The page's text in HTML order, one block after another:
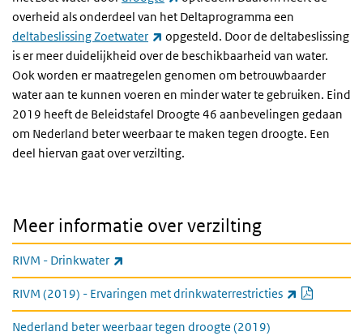
overheid als onderdeel van het Deltaprogramma een
deltabeslissing Zoetwater
(externe link)
opgesteld. Door de deltabeslissing
is er meer duidelijkheid over de beschikbaarheid van water.
Ook worden er maatregelen genomen om betrouwbaarder
water aan te kunnen voeren en minder water te gebruiken. Eind
2019 heeft de Beleidstafel Droogte 46 aanbevelingen gedaan
om Nederland beter weerbaar te maken tegen droogte. Een
deel hiervan gaat over verzilting.
Meer informatie over verzilting
RIVM - Drinkwater
RIVM (2019) - Ervaringen met drinkwaterrestricties
Nederland beter weerbaar tegen droogte (2019)